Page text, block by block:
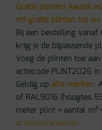
Gratis plinten! Aantal
m1 gratis plinten tot
Bij een bestelling
krijg je de bijpassende
Voeg de plinten toe
actiecode PLINT2026
Geldig opalle merken.
of RAL9016 (hoogtes
meter plint = aantal m²
actievoorwaarden